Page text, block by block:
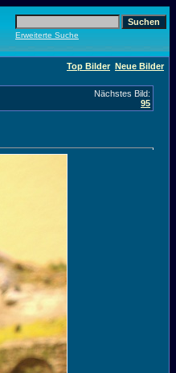
Erweiterte Suche
Top Bilder Neue Bilder
Nächstes Bild:
95